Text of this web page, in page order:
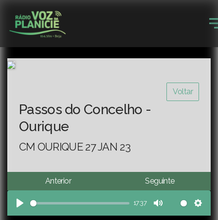
Voltar
Passos do Concelho -
Ourique
CM OURIQUE 27 JAN 23
Anterior Seguinte
Play
17:37
Mute